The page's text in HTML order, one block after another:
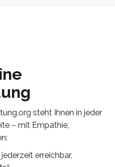
steht Ihnen in jeder
– mit Empathie,
jederzeit erreichbar,